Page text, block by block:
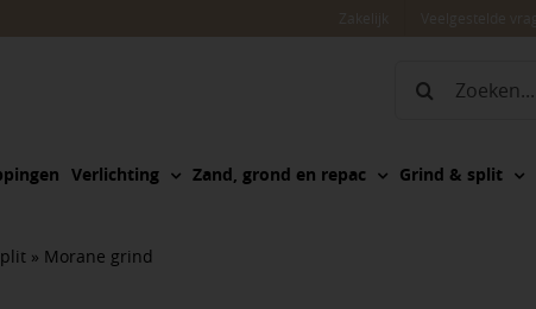
Zoeken
Verlichting Zand, grond en repac Grind & split
» Morane grind